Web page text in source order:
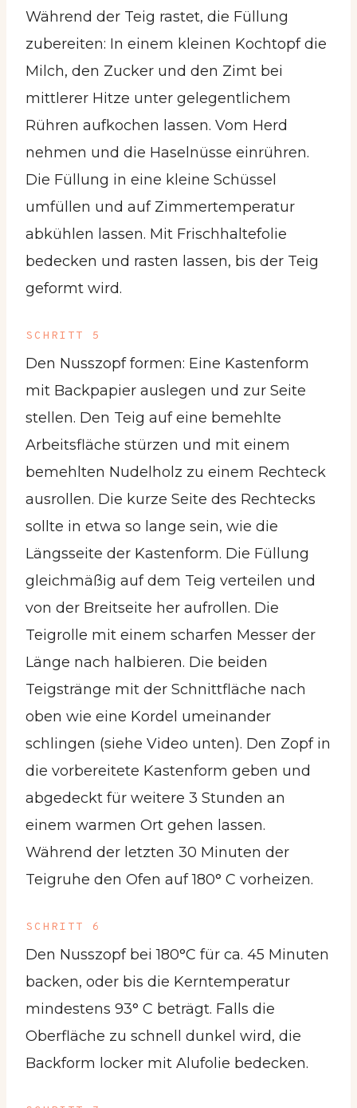
Während der Teig rastet, die Füllung
zubereiten: In einem kleinen Kochtopf die
Milch, den Zucker und den Zimt bei
mittlerer Hitze unter gelegentlichem
Rühren aufkochen lassen. Vom Herd
nehmen und die Haselnüsse einrühren.
Die Füllung in eine kleine Schüssel
umfüllen und auf Zimmertemperatur
abkühlen lassen. Mit Frischhaltefolie
bedecken und rasten lassen, bis der Teig
geformt wird.
SCHRITT 5
Den Nusszopf formen: Eine Kastenform
mit Backpapier auslegen und zur Seite
stellen. Den Teig auf eine bemehlte
Arbeitsfläche stürzen und mit einem
bemehlten Nudelholz zu einem Rechteck
ausrollen. Die kurze Seite des Rechtecks
sollte in etwa so lange sein, wie die
Längsseite der Kastenform. Die Füllung
gleichmäßig auf dem Teig verteilen und
von der Breitseite her aufrollen. Die
Teigrolle mit einem scharfen Messer der
Länge nach halbieren. Die beiden
Teigstränge mit der Schnittfläche nach
oben wie eine Kordel umeinander
schlingen (siehe Video unten). Den Zopf in
die vorbereitete Kastenform geben und
abgedeckt für weitere 3 Stunden an
einem warmen Ort gehen lassen.
Während der letzten 30 Minuten der
Teigruhe den Ofen auf 180° C vorheizen.
SCHRITT 6
Den Nusszopf bei 180°C für ca. 45 Minuten
backen, oder bis die Kerntemperatur
mindestens 93° C beträgt. Falls die
Oberfläche zu schnell dunkel wird, die
Backform locker mit Alufolie bedecken.